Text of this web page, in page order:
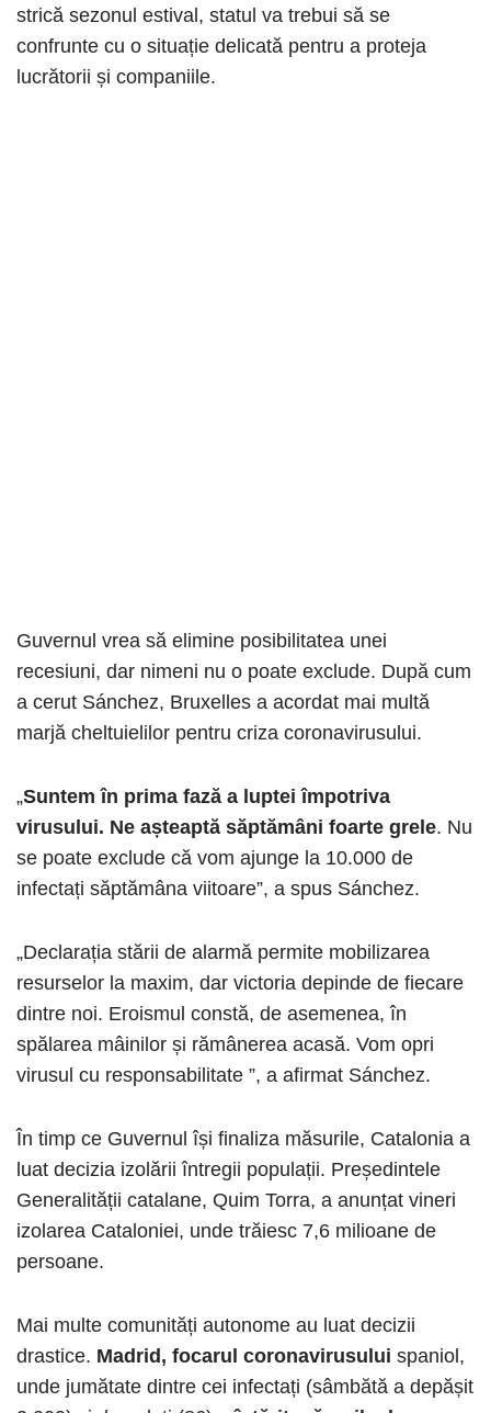
strică sezonul estival, statul va trebui să se
confrunte cu o situație delicată pentru a proteja
lucrătorii și companiile.
Guvernul vrea să elimine posibilitatea unei
recesiuni, dar nimeni nu o poate exclude. După cum
a cerut Sánchez, Bruxelles a acordat mai multă
marjă cheltuielilor pentru criza coronavirusului.
„Suntem în prima fază a luptei împotriva
virusului. Ne așteaptă săptămâni foarte grele. Nu
se poate exclude că vom ajunge la 10.000 de
infectați săptămâna viitoare”, a spus Sánchez.
„Declarația stării de alarmă permite mobilizarea
resurselor la maxim, dar victoria depinde de fiecare
dintre noi. Eroismul constă, de asemenea, în
spălarea mâinilor și rămânerea acasă. Vom opri
virusul cu responsabilitate ”, a afirmat Sánchez.
În timp ce Guvernul își finaliza măsurile, Catalonia a
luat decizia izolării întregii populații. Președintele
Generalității catalane, Quim Torra, a anunțat vineri
izolarea Cataloniei, unde trăiesc 7,6 milioane de
persoane.
Mai multe comunități autonome au luat decizii
drastice. Madrid, focarul coronavirusului spaniol,
unde jumătate dintre cei infectați (sâmbătă a depășit